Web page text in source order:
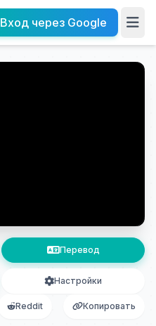
Вход через Google
Перевод
Настройки
Reddit Копировать